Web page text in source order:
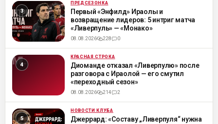
ML ПРЕДСЕЗОНКА
Первый «Энфилд» Ираолы и
возвращение лидеров: 5 интриг матча
«Ливерпуль» — «Монако»
08.08.2026 228 0
ML КРАСНАЯ СТРОКА
Диоманде отказал «Ливерпулю» после
разговора с Ираолой — его смутил
«переходный сезон»
08.08.2026 214 2
ML НОВОСТИ КЛУБА
Джеррард: «Составу „Ливерпуля“ нужна